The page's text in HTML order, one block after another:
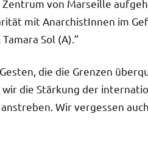
Zentrum von Marseille
mit AnarchistInnen im
Sol (A).”
die die Grenzen
wir die Stärkung der
Wir vergessen